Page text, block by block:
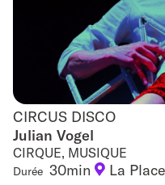
CIRCUS DISCO
CIRCUS DISCO
Julian Vogel
CIRQUE, MUSIQUE
Durée 30min La